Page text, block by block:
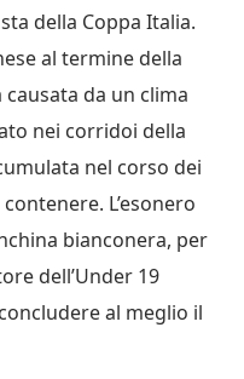
della Coppa Italia.
al termine della
da un clima
nei corridoi della
nel corso dei
L’esonero
bianconera, per
dell’Under 19
al meglio il